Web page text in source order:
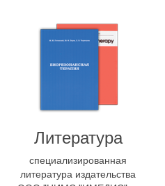
Литература
специализированная
литература издательства